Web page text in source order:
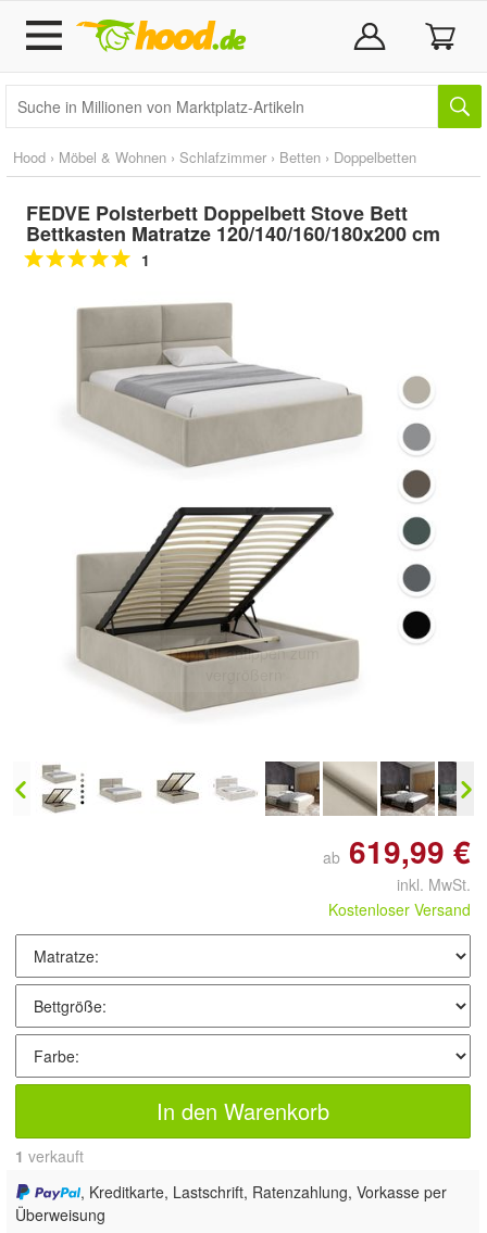
Hood › Möbel & Wohnen › Schlafzimmer › Betten › Doppelbetten
FEDVE Polsterbett Doppelbett Stove Bett
Bettkasten Matratze 120/140/160/180x200 cm
1
Doppelt antippen zum
ab 619,99 €
inkl. MwSt.
Kostenloser Versand
In den Warenkorb
1 verkauft
, Kreditkarte, Lastschrift, Ratenzahlung, Vorkasse per
Überweisung